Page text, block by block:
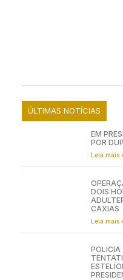
ÚLTIMAS NOTÍCIAS
EM
POR
Leia mais
DOIS
CAXIAS
Leia mais
POLÍCIA